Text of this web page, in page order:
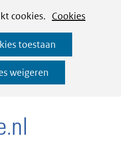
cookies. Cookies
toestaan
weigeren
Ga
naar
de
inhoud